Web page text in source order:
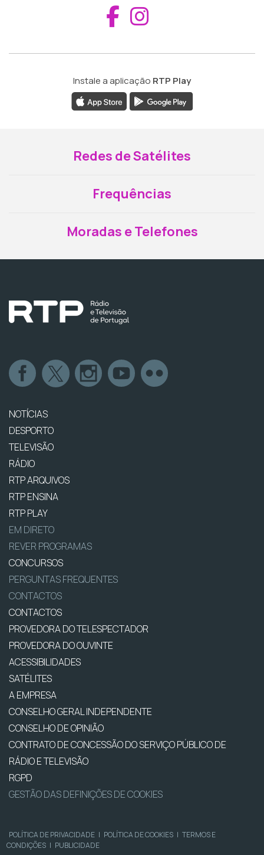
Aceder ao
Instale a aplicação RTP Play
Redes de Satélites
Frequências
Moradas e Telefones
NOTÍCIAS
DESPORTO
TELEVISÃO
RÁDIO
RTP ARQUIVOS
RTP ENSINA
RTP PLAY
EM DIRETO
REVER PROGRAMAS
CONCURSOS
PERGUNTAS FREQUENTES
CONTACTOS
CONTACTOS
PROVEDORA DO TELESPECTADOR
PROVEDORA DO OUVINTE
ACESSIBILIDADES
SATÉLITES
A EMPRESA
CONSELHO GERAL INDEPENDENTE
CONSELHO DE OPINIÃO
CONTRATO DE CONCESSÃO DO SERVIÇO PÚBLICO DE
RÁDIO E TELEVISÃO
RGPD
GESTÃO DAS DEFINIÇÕES DE COOKIES
POLÍTICA DE PRIVACIDADE | POLÍTICA DE COOKIES | TERMOS E
CONDIÇÕES | PUBLICIDADE